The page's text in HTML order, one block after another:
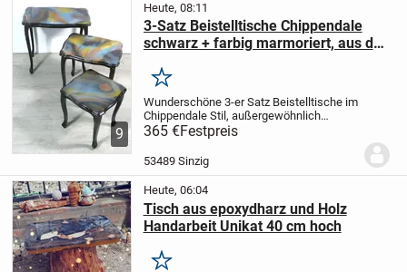
9
Heute, 08:11
3-Satz Beistelltische Chippendale
schwarz + farbig marmoriert, aus den
Merken
Wunderschöne 3-er Satz Beistelltischeim
Chippendale Stil, außergewöhnlich
verschönert zu Unikaten
Schmuckstücken
und diversenmarmorierten Farb
Schattierungen,
365 €Festpreis
53489 Sinzig
Heute, 06:04
Tisch aus epoxydharz und Holz
Handarbeit Unikat 40 cm hoch
Merken